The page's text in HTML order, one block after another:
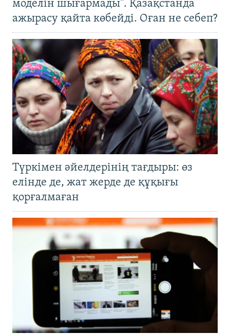
моделін шығармады". Қазақстанда
ажырасу қайта көбейді. Оған не себеп?
Түркімен әйелдерінің тағдыры: өз
елінде де, жат жерде де құқығы
қорғалмаған